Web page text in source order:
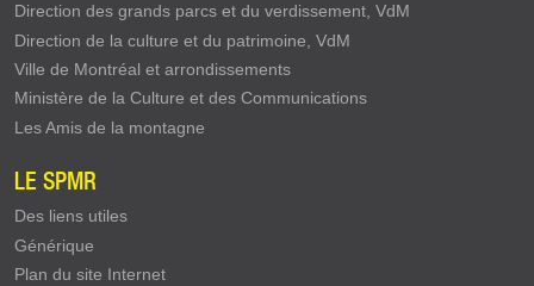
Direction des grands parcs et du verdissement, VdM
Direction de la culture et du patrimoine, VdM
Ville de Montréal et arrondissements
Ministère de la Culture et des Communications
Les Amis de la montagne
LE SPMR
Des liens utiles
Générique
Plan du site Internet